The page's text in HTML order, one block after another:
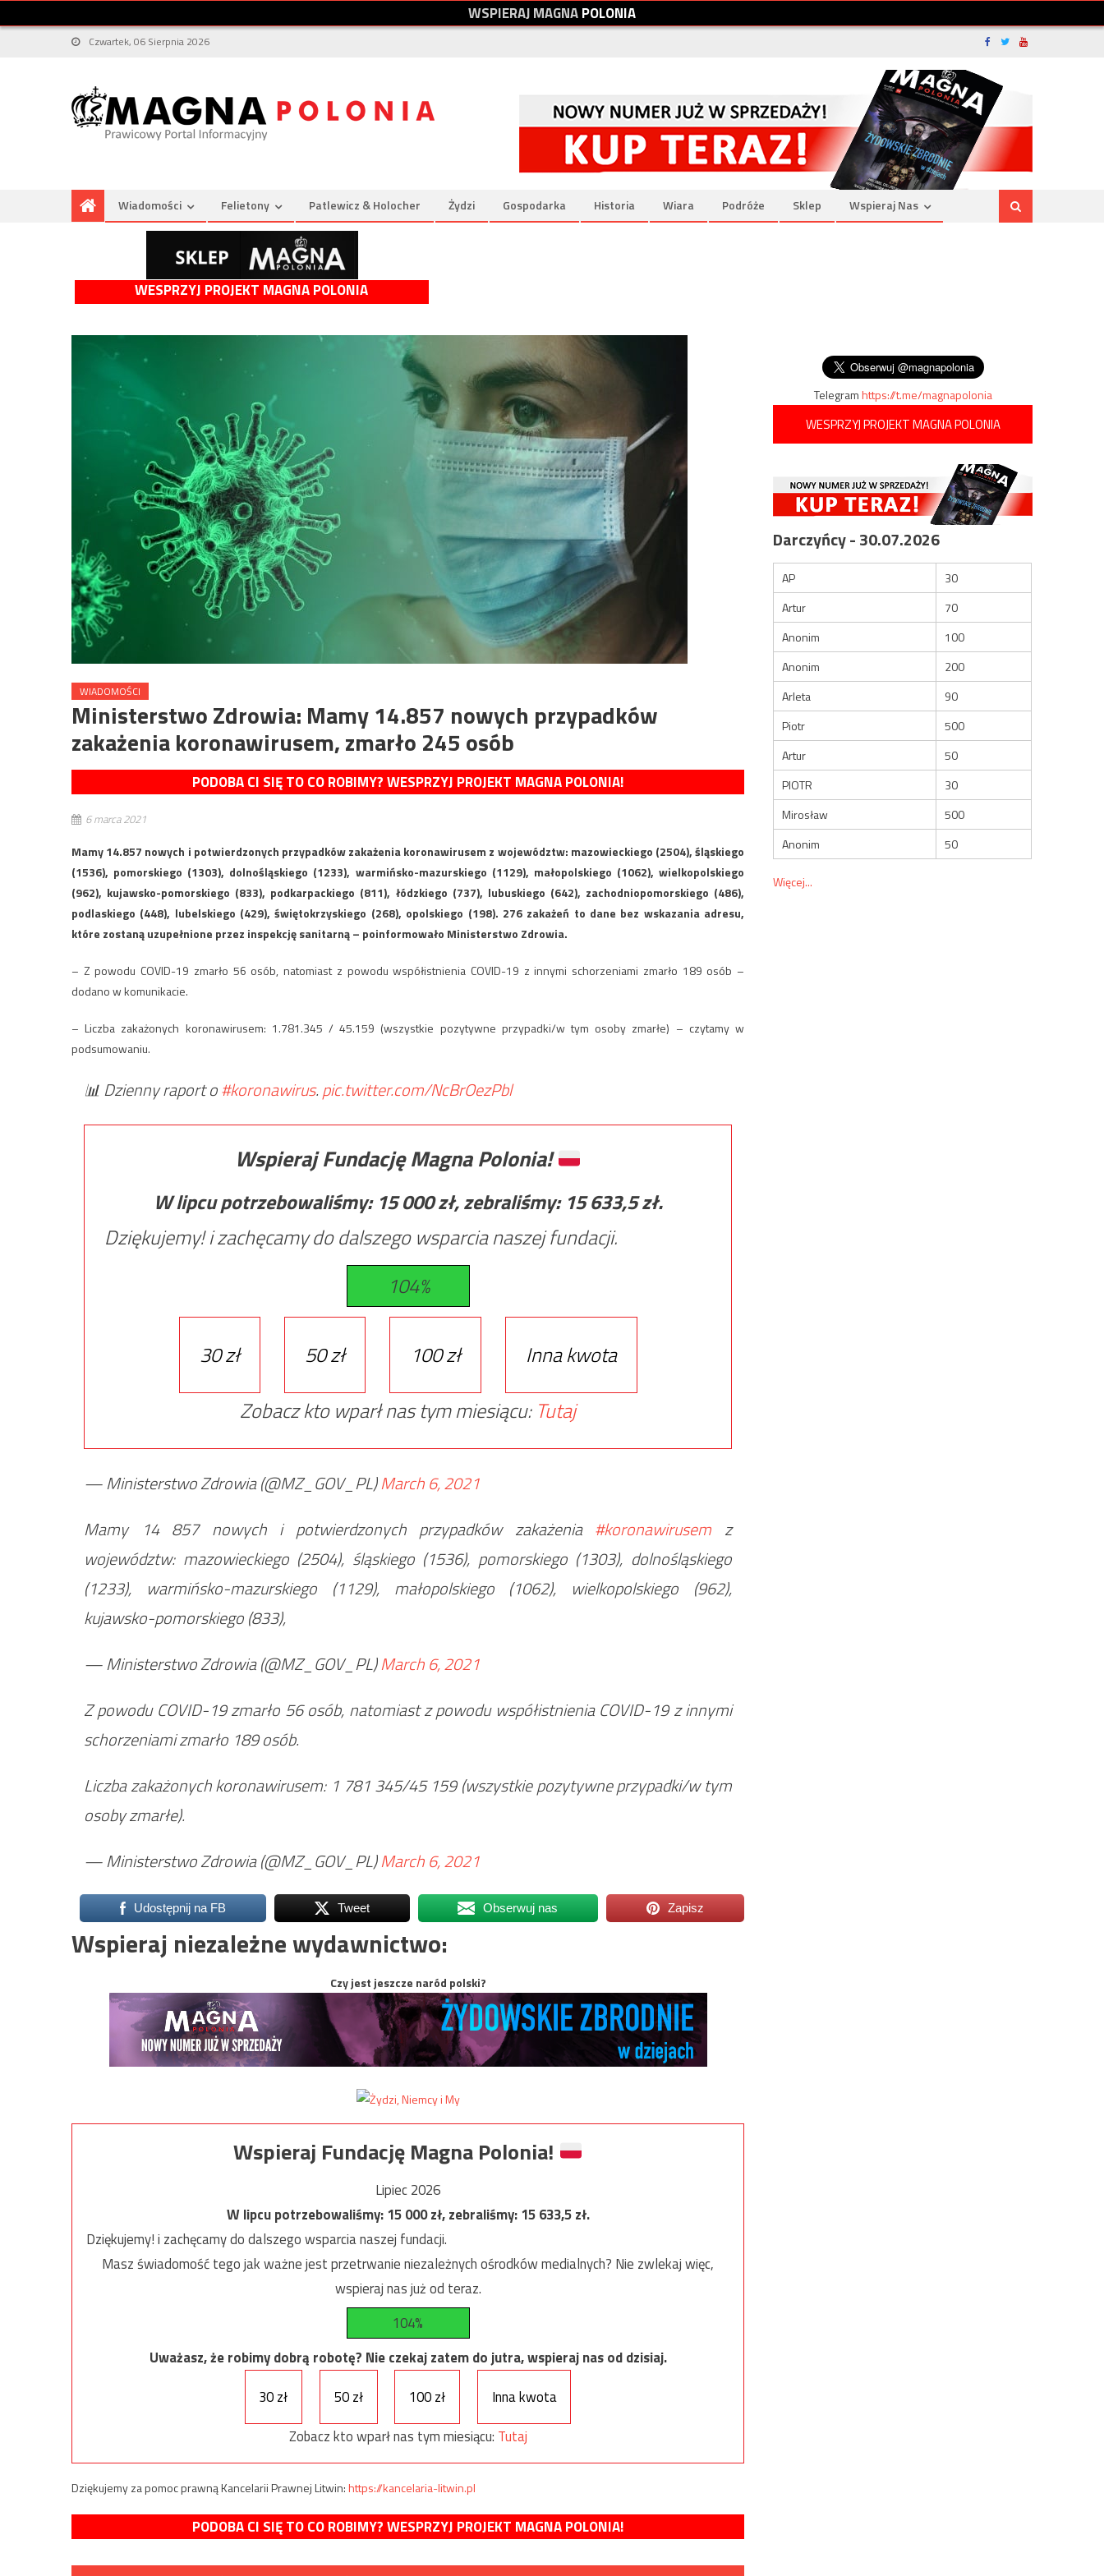
WSPIERAJMAGNAPOLONIA
Czwartek, 06 Sierpnia 2026
Wiadomości Felietony Patlewicz & Holocher Żydzi Gospodarka Historia Wiara Podróże Sklep Wspieraj Nas
WESPRZYJ PROJEKT MAGNA POLONIA
WIADOMOŚCI
Ministerstwo Zdrowia: Mamy 14.857 nowych przypadków
zakażenia koronawirusem, zmarło 245 osób
PODOBA CI SIĘ TO CO ROBIMY? WESPRZYJ PROJEKT MAGNA POLONIA!
6 marca 2021
Mamy 14.857 nowych i potwierdzonych przypadków zakażenia koronawirusem z województw: mazowieckiego (2504), śląskiego
(1536), pomorskiego (1303), dolnośląskiego (1233), warmińsko-mazurskiego (1129), małopolskiego (1062), wielkopolskiego
(962), kujawsko-pomorskiego (833), podkarpackiego (811), łódzkiego (737), lubuskiego (642), zachodniopomorskiego (486),
podlaskiego (448), lubelskiego (429), świętokrzyskiego (268), opolskiego (198). 276 zakażeń to dane bez wskazania adresu,
które zostaną uzupełnione przez inspekcję sanitarną – poinformowało Ministerstwo Zdrowia.
– Z powodu COVID-19 zmarło 56 osób, natomiast z powodu współistnienia COVID-19 z innymi schorzeniami zmarło 189 osób –
dodano w komunikacie.
– Liczba zakażonych koronawirusem: 1.781.345 / 45.159 (wszystkie pozytywne przypadki/w tym osoby zmarłe) – czytamy w
podsumowaniu.
📊 Dzienny raport o#koronawirus.pic.twitter.com/NcBrOezPbl
Wspieraj Fundację Magna Polonia!
W lipcu potrzebowaliśmy: 15 000zł, zebraliśmy: 15 633,5zł.
Dziękujemy! i zachęcamy do dalszego wsparcia naszej fundacji.
104%
30 zł 50 zł 100 zł
Inna kwota
Zobacz kto wparł nas tym miesiącu: Tutaj
— Ministerstwo Zdrowia (@MZ_GOV_PL)March 6, 2021
Mamy 14 857 nowych i potwierdzonych przypadków zakażenia #koronawirusem z
województw: mazowieckiego (2504), śląskiego (1536), pomorskiego (1303), dolnośląskiego
(1233), warmińsko-mazurskiego (1129), małopolskiego (1062), wielkopolskiego (962),
kujawsko-pomorskiego (833),
— Ministerstwo Zdrowia (@MZ_GOV_PL)March 6, 2021
Z powodu COVID-19 zmarło 56 osób, natomiast z powodu współistnienia COVID-19 z innymi
schorzeniami zmarło 189 osób.
Liczba zakażonych koronawirusem: 1 781 345/45 159 (wszystkie pozytywne przypadki/w tym
osoby zmarłe).
— Ministerstwo Zdrowia (@MZ_GOV_PL)March 6, 2021
Udostępnij na FB Tweet Obserwuj nas Zapisz
Wspieraj niezależne wydawnictwo:
Czy jest jeszcze naród polski?
Wspieraj Fundację Magna Polonia!
Lipiec 2026
W lipcu potrzebowaliśmy:15 000zł, zebraliśmy:15 633,5zł.
Dziękujemy! i zachęcamy do dalszego wsparcia naszej fundacji.
Masz świadomość tego jak ważne jest przetrwanie niezależnych ośrodków medialnych? Nie zwlekaj więc,
wspieraj nas już od teraz.
104%
Uważasz, że robimy dobrą robotę? Nie czekaj zatem do jutra, wspieraj nas od dzisiaj.
30 zł
50 zł 100 zł
Inna kwota
Zobacz kto wparł nas tym miesiącu: Tutaj
Dziękujemy za pomoc prawną Kancelarii Prawnej Litwin:https://kancelaria-litwin.pl
PODOBA CI SIĘ TO CO ROBIMY? WESPRZYJ PROJEKT MAGNA POLONIA!
Telegramhttps://t.me/magnapolonia
WESPRZYJ PROJEKT MAGNA POLONIA
Darczyńcy - 30.07.2026
AP
30
Artur
70
Anonim
100
Anonim
200
Arleta
90
Piotr
500
Artur
50
PIOTR
30
Mirosław
500
Anonim
50
Więcej...